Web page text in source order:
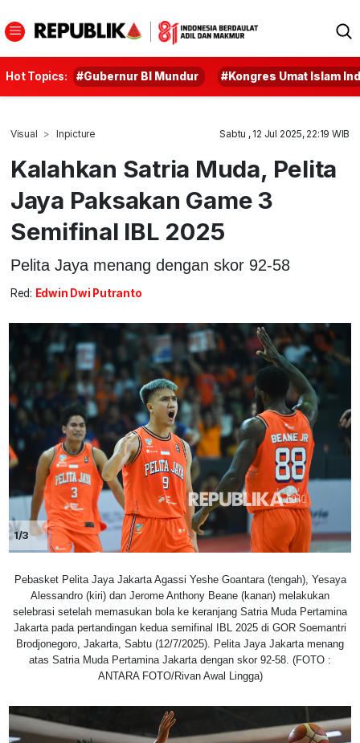
Hot Topics: #Gubernur BI Mundur #Kongres Umat Islam
Visual Inpicture Sabtu , 12 Jul 2025, 22:19 WIB
Kalahkan Satria Muda, Pelita
Jaya Paksakan Game 3
Semifinal IBL 2025
Pelita Jaya menang dengan skor 92-58
Red: Edwin Dwi Putranto
1/3
Pebasket Pelita Jaya Jakarta Agassi Yeshe Goantara (tengah), Yesaya
Alessandro (kiri) dan Jerome Anthony Beane (kanan) melakukan
selebrasi setelah memasukan bola ke keranjang Satria Muda Pertamina
Jakarta pada pertandingan kedua semifinal IBL 2025 di GOR Soemantri
Brodjonegoro, Jakarta, Sabtu (12/7/2025). Pelita Jaya Jakarta menang
atas Satria Muda Pertamina Jakarta dengan skor 92-58. (FOTO :
ANTARA FOTO/Rivan Awal Lingga)